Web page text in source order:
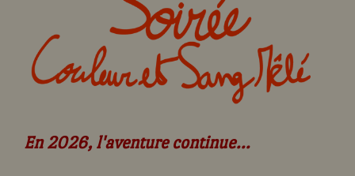
En 2026, l'aventure continue...